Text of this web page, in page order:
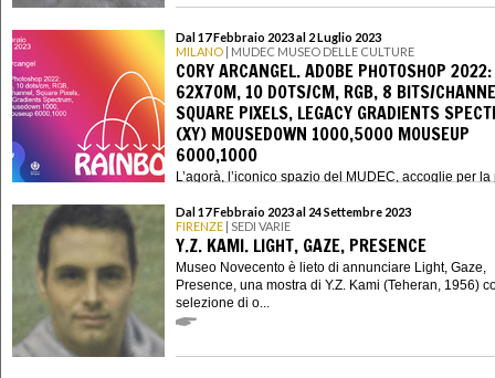
Dal 17 Febbraio 2023 al 2 Luglio 2023
MILANO | MUDEC MUSEO DELLE CULTURE
CORY ARCANGEL. ADOBE PHOTOSHOP 2022:
62X70M, 10 DOTS/CM, RGB, 8 BITS/
SQUARE PIXELS, LEGACY GRADIENTS
(XY) MOUSEDOWN 1000,5000 MOUSEUP
6000,1000
L’agorà, l’iconico spazio del MUDEC, accoglie per la
62x70m, 1...
Dal 17 Febbraio 2023 al 24 Settembre 2023
FIRENZE | SEDI VARIE
Y.Z. KAMI. LIGHT, GAZE, PRESENCE
Museo Novecento è lieto di annunciare Light, Gaze,
Presence, una mostra di Y.Z. Kami (Teheran, 1956)
selezione di o...